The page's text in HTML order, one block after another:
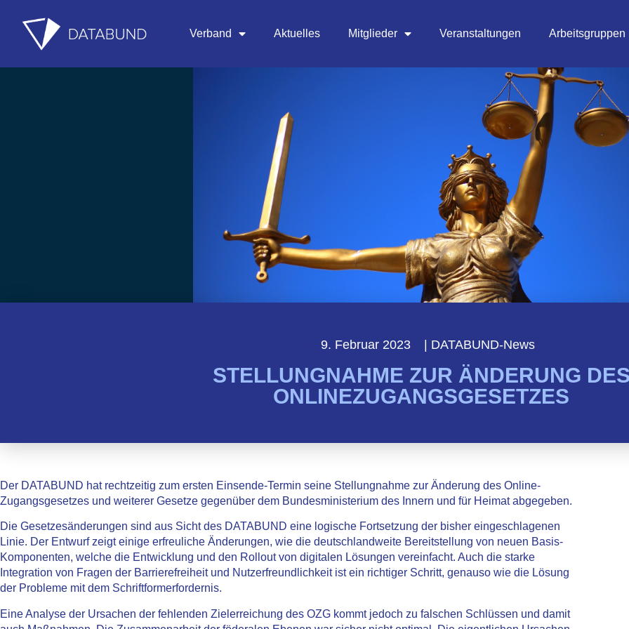
Verband Aktuelles Mitglieder Veranstaltungen Arbeitsgruppen
9. Februar 2023 DATABUND-News
STELLUNGNAHME ZUR ÄNDERUNG
ONLINEZUGANGSGESETZES
Der DATABUND hat rechtzeitig zum ersten Einsende-Termin seine Stellungnahme zur Änderung des Online-
Zugangsgesetzes und weiterer Gesetze gegenüber dem Bundesministerium des Innern und für Heimat abgegeben.
Die Gesetzesänderungen sind aus Sicht des DATABUND eine logische Fortsetzung der bisher eingeschlagenen
Linie. Der Entwurf zeigt einige erfreuliche Änderungen, wie die deutschlandweite Bereitstellung von neuen Basis-
Komponenten, welche die Entwicklung und den Rollout von digitalen Lösungen vereinfacht. Auch die starke
Integration von Fragen der Barrierefreiheit und Nutzerfreundlichkeit ist ein richtiger Schritt, genauso wie die Lösung
der Probleme mit dem Schriftformerfordernis.
Eine Analyse der Ursachen der fehlenden Zielerreichung des OZG kommt jedoch zu falschen Schlüssen und damit